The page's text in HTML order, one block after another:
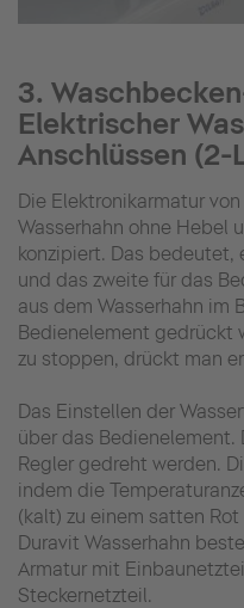
3.
Elektrischer
Anschlüssen
Die Elektronikarmatur
Wasserhahn ohne Hebel
konzipiert. Das bedeutet,
und das zweite für das
aus dem Wasserhahn im
Bedienelement gedrückt
zu stoppen, drückt man
Das Einstellen der
über das Bedienelement.
Regler gedreht werden.
indem die
(kalt) zu einem satten
Duravit Wasserhahn
Armatur mit
Steckernetzteil.